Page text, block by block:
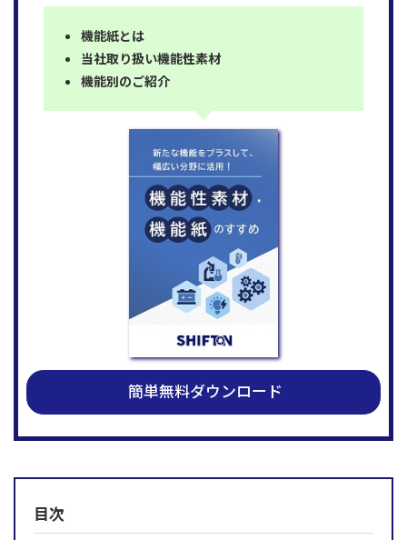
機能紙とは
当社取り扱い機能性素材
機能別のご紹介
簡単無料ダウンロード
目次